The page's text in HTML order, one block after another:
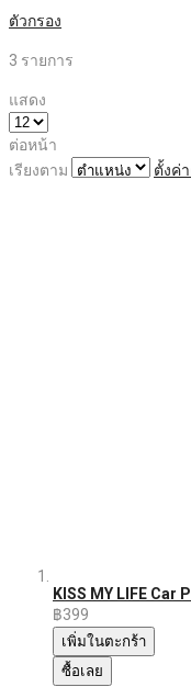
ตัวกรอง
3 รายการ
แสดง
ต่อหน้า
เรียงตาม
ตั้งค่
KISS MY LIFE Car
฿399
เพิ่มในตะกร้า
ซื้อเลย